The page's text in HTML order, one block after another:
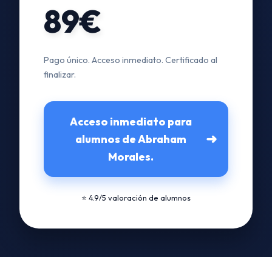
89€
Pago único. Acceso inmediato. Certificado al
finalizar.
Acceso inmediato para
alumnos de Abraham
Morales.
➜
⭐ 4.9/5 valoración de alumnos